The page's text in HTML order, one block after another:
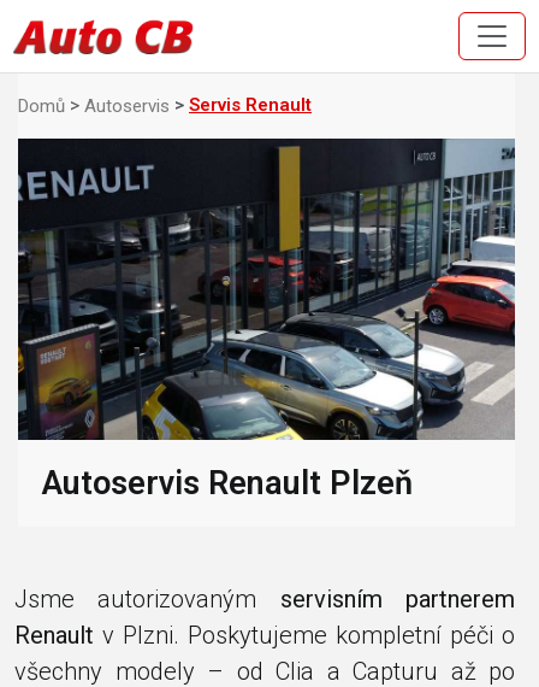
Domů Autoservis Servis Renault
Autoservis Renault Plzeň
Jsme autorizovaným servisním partnerem
Renault v Plzni. Poskytujeme kompletní péči o
všechny modely – od Clia a Capturu až po